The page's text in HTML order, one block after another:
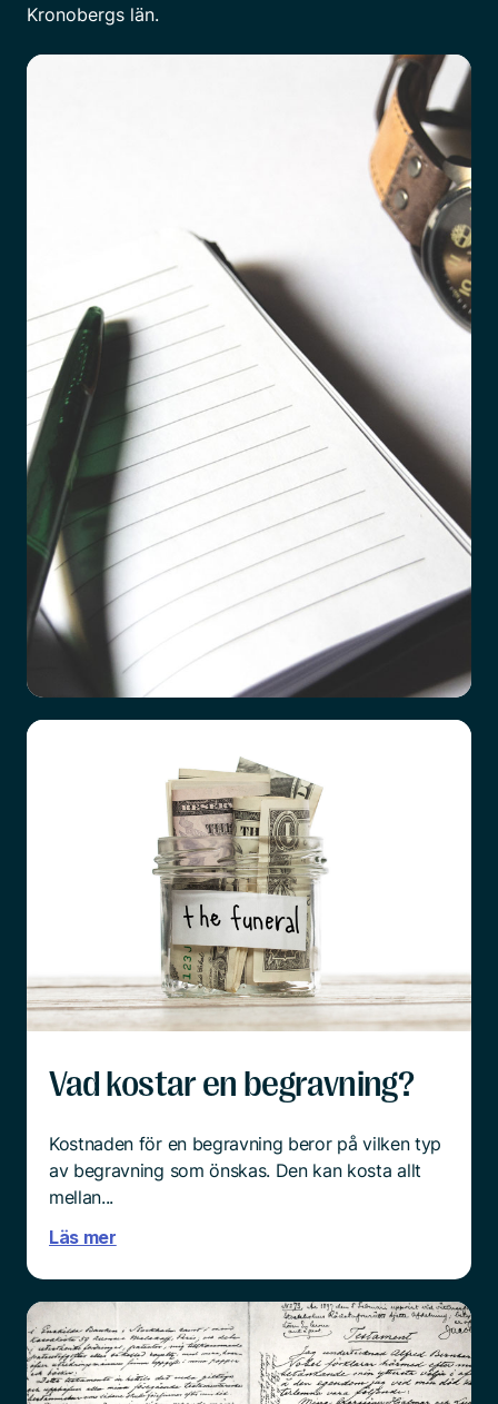
Kronobergs län.
Checklista vid dödsfall
Det är ett hårt slag att förlora en närstående
familjemedlem, oavsett vad orsaken är. Hur
förberedda vi än tror att vi är, till exempel efter
en lång tids sjukdom hos den anhörige, så är det
överrumplande och chockartat.
Och mitt i sorgen är det ingen enkel sak att börja
tänka praktiskt.
Läs mer
Vad kostar en begravning?
Kostnaden för en begravning beror på vilken typ
av begravning som önskas. Den kan kosta allt
mellan...
Läs mer